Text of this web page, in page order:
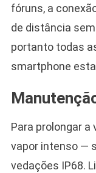
fóruns, a
de distância sem
portanto todas
smartphone
Para prolongar a
vapor intenso —
vedações IP68.